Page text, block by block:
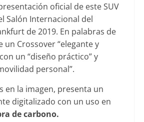
oficial de este SUV
Salón Internacional del
de 2019. En palabras de
un Crossover “elegante y
un “diseño práctico” y
personal”.
en la imagen, presenta un
digitalizado con un uso en
de carbono.